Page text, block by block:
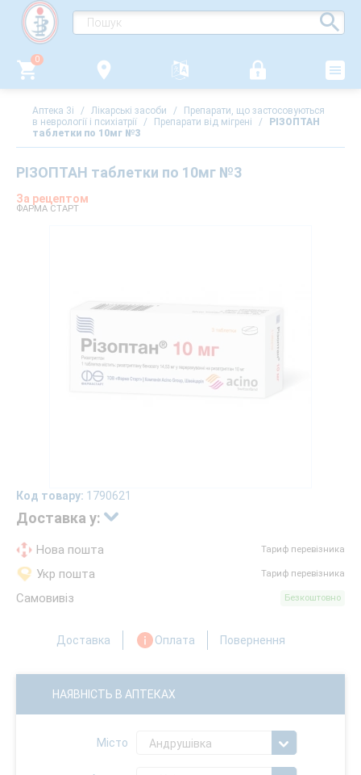
0
Аптека 3i / Лікарські засоби /
Препарати, що застосовуються
в неврології і психіатрії / Препарати від мігрені /
РІЗОПТАН
таблетки по 10мг №3
РІЗОПТАН таблетки по 10мг №3
За рецептом
ФАРМА СТАРТ
Код товару: 1790621
Доставка у:
Нова пошта Тариф перевізника
Укр пошта Тариф перевізника
Самовивіз Безкоштовно
Доставка Оплата Повернення
НАЯВНІСТЬ В АПТЕКАХ
Місто Андрушівка